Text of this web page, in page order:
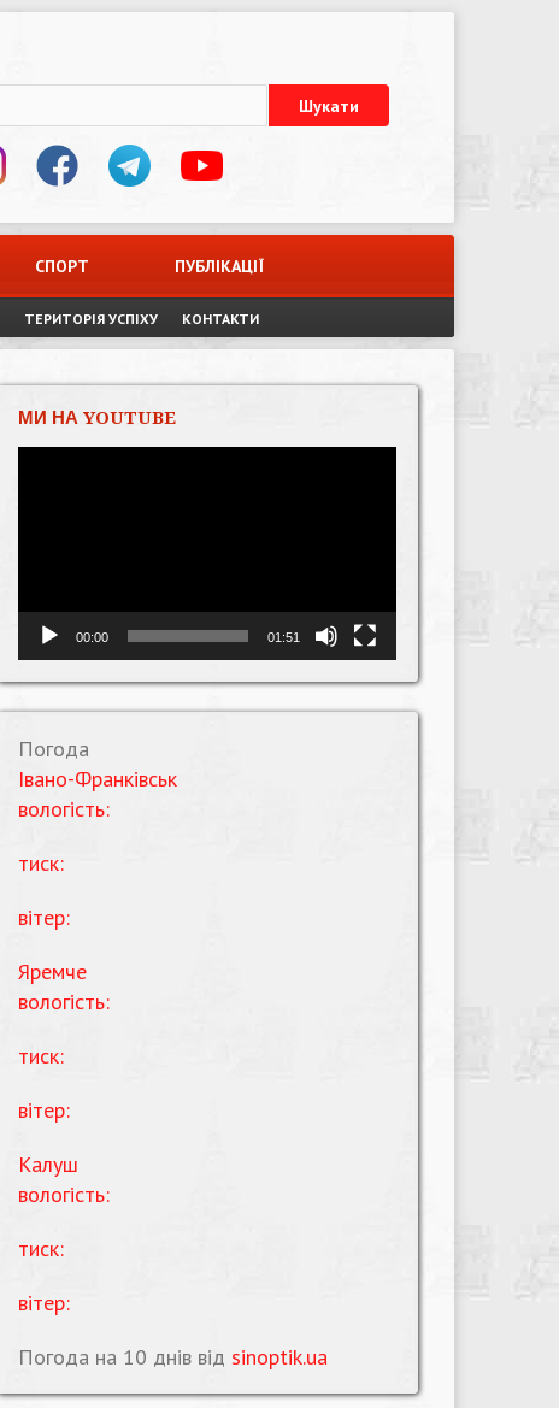
СПОРТ ПУБЛІКАЦІЇ
ТЕРИТОРІЯ УСПІХУ КОНТАКТИ
МИ НА YOUTUBE
00:00 01:51
Погода
Івано-Франківськ
вологість:
тиск:
вітер:
Яремче
вологість:
тиск:
вітер:
Калуш
вологість:
тиск:
вітер:
Погода на 10 днів від sinoptik.ua